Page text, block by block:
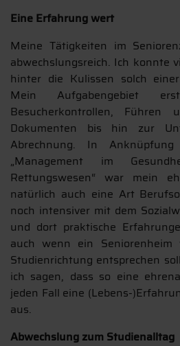
Eine Erfahrung wert
Meine Tätigkeiten im
abwechslungsreich. Ich konnte
hinter die Kulissen solch
Mein Aufgabengebiet
Besucherkontrollen, Führen
Dokumenten bis hin zur
Abrechnung. In
„Management im
Rettungswesen“ war mein
natürlich auch eine Art
noch intensiver mit dem
und dort praktische
auch wenn ein
Studienrichtung entsprechen
ich sagen, dass so eine
jeden Fall eine (Lebens-
aus.
Abwechslung zum Studienalltag